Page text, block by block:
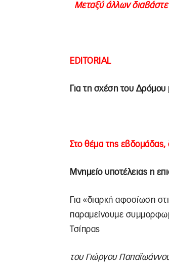
Μεταξύ άλλων διαβάστε
EDITORIAL
Για τη σχέση του
Στο θέμα της εβδομάδας,
Μνημείο υποτέλειας η
Για «διαρκή αφοσίωση
παραμείνουμε
Τσίπρας
του Γιώργου